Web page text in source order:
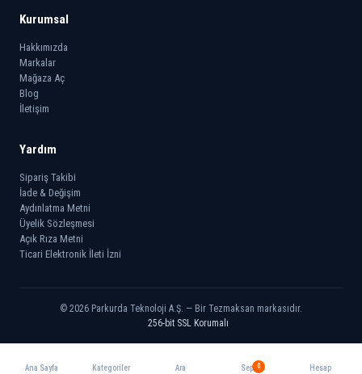
Kurumsal
Hakkımızda
Markalar
Mağaza Aç
Blog
İletişim
Yardım
Sipariş Takibi
İade & Değişim
Aydınlatma Metni
Üyelik Sözleşmesi
Açık Rıza Metni
Ticari Elektronik İleti İzni
© 2026 Parkurda Teknoloji A.Ş. — Bir Tezmaksan markasıdır.
256-bit SSL Korumalı
Ana Sayfa Kategoriler Ara 0
Sepet Hesap